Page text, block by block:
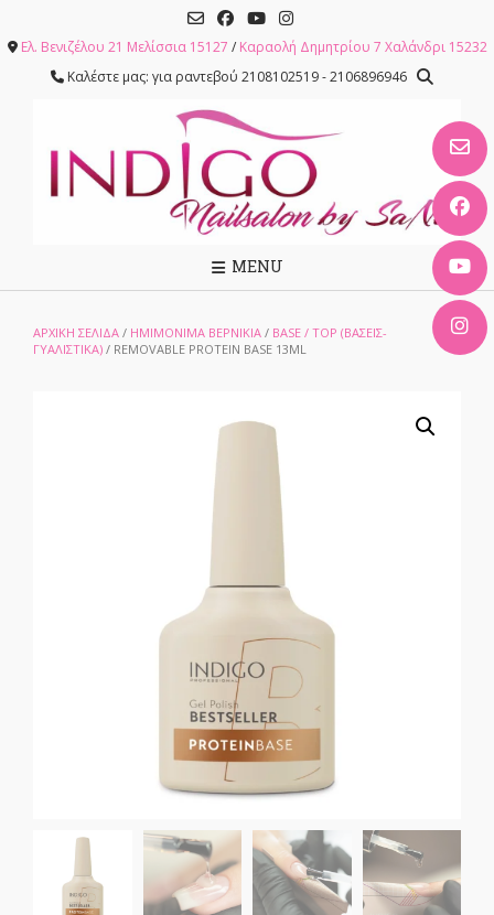
content
Ελ. Βενιζέλου 21 Μελίσσια 15127 / Καραολή Δημητρίου 7 Χαλάνδρι 15232
Καλέστε μας: για ραντεβού 2108102519 - 2106896946
MENU
ΑΡΧΙΚΉ ΣΕΛΊΔΑ / ΗΜΙΜΟΝΙΜΑ ΒΕΡΝΙΚΙΑ / BASE / TOP (ΒΆΣΕΙΣ-
ΓΥΑΛΙΣΤΙΚΆ) / REMOVABLE PROTEIN BASE 13ML